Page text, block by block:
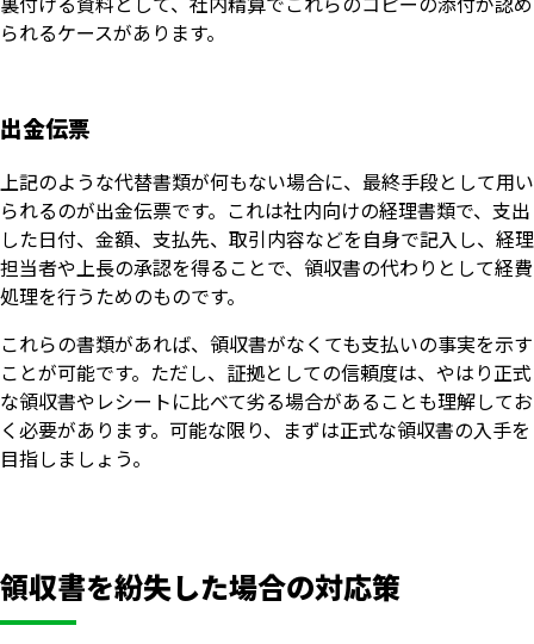
られるケースがあります。
出金伝票
上記のような代替書類が何もない場合に、最終手段として用い
られるのが出金伝票です。これは社内向けの経理書類で、支出
した日付、金額、支払先、取引内容などを自身で記入し、経理
担当者や上長の承認を得ることで、領収書の代わりとして経費
処理を行うためのものです。
これらの書類があれば、領収書がなくても支払いの事実を示す
ことが可能です。ただし、証拠としての信頼度は、やはり正式
な領収書やレシートに比べて劣る場合があることも理解してお
く必要があります。可能な限り、まずは正式な領収書の入手を
目指しましょう。
領収書を紛失した場合の対応策